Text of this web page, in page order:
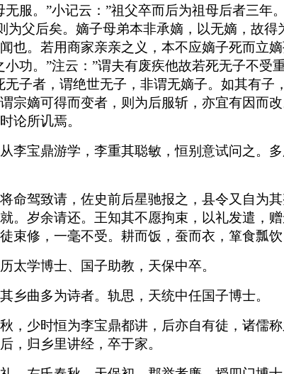
服。”小记云：”祖父卒而后为祖母后者三年
父后矣。嫡子母弟本非承嫡，以无嫡，故
也。若用商家亲亲之义，本不应嫡子死而立
功。”注云：”谓夫有废疾他故若死无子不受
子者，谓绝世无子，非谓无嫡子。如其有子
嫡可得而变者，则为后服斩，亦宜有因而
论所讥焉。
宝鼎游学，李重其聪敏，恒别意试问之。
驾致请，佐史前后星驰报之，县令又自为
岁余请还。王知其不愿拘束，以礼发遣，
修，一毫不受。耕而饭，蚕而衣，箪食瓢饮
太学博士、国子助教，天保中卒。
乡曲多为诗者。轨思，天统中任国子博士。
少时恒为李宝鼎都讲，后亦自有徒，诸儒
，归乡里讲经，卒于家。